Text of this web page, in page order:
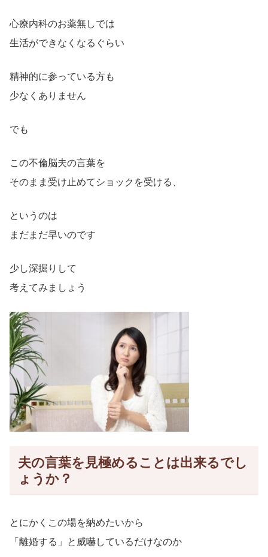
心療内科のお薬無しでは
生活ができなくなるぐらい
精神的に参っている方も
少なくありません
でも
この不倫脳夫の言葉を
そのまま受け止めてショックを受ける、
というのは
まだまだ早いのです
少し深掘りして
考えてみましょう
夫の言葉を見極めることは出来るでし
ょうか？
とにかくこの場を納めたいから
「離婚する」と威嚇しているだけなのか